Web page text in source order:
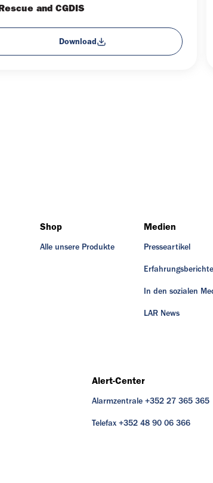
and CGDIS
Download
Shop
Alle unsere Produkte
Medien
Presseartikel
Erfahrungsberichte
In den sozialen
LAR News
Alert-Center
Alarmzentrale +352 27 365 365
Telefax +352 48 90 06 366